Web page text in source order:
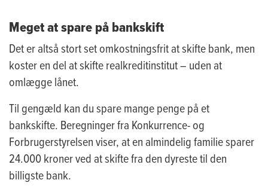
Meget at spare på bankskift
Det er altså stort set omkostningsfrit at skifte bank, men
koster en del at skifte realkreditinstitut – uden at
omlægge lånet.
Til gengæld kan du spare mange penge på et
bankskifte. Beregninger fra Konkurrence- og
Forbrugerstyrelsen viser, at en almindelig familie sparer
24.000 kroner ved at skifte fra den dyreste til den
billigste bank.